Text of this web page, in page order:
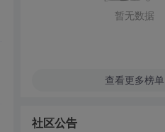
暂无数据
查看更多榜单
社区公告